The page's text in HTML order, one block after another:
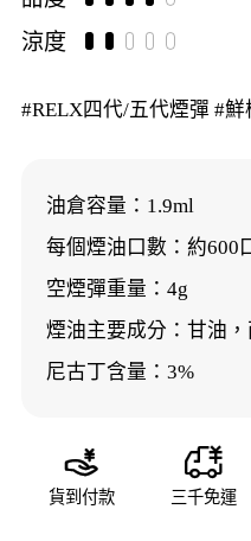
涼度
#RELX四代/五代煙彈 #鮮
油倉容量：1.9ml
每個煙油口數：約600
空煙彈重量：4g
煙油主要成分：甘油
尼古丁含量：3%

貨到付款

三千免運